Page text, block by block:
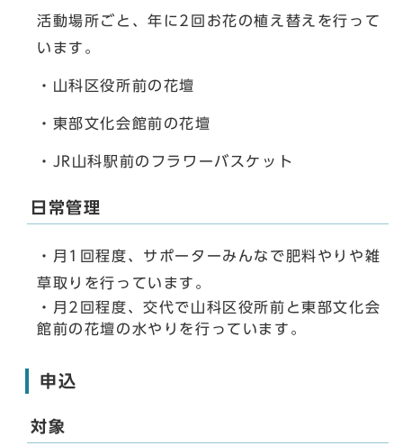
活動場所ごと、年に2回お花の植え替えを行って
います。
・山科区役所前の花壇
・東部文化会館前の花壇
・JR山科駅前のフラワーバスケット
日常管理
・月1回程度、サポーターみんなで肥料やりや雑
草取りを行っています。
・月2回程度、交代で山科区役所前と東部文化会
館前の花壇の水やりを行っています。
申込
対象